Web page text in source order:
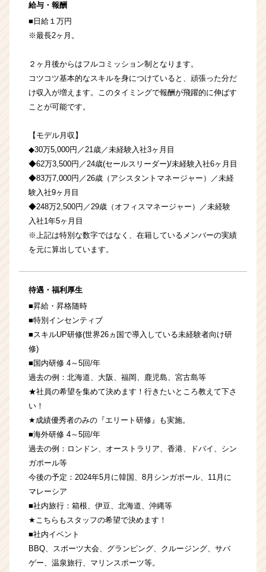
給与・報酬
■日給１万円
※最長2ヶ月。
２ヶ月後からはフルコミッション制となります。
コツコツ基本的なスキルを身につけていると、頑張った分だ
け収入が増えます。このタイミングで報酬が飛躍的に伸ばす
ことが可能です。
【モデル月収】
◆30万5,000円／21歳／未経験入社3ヶ月目
◆62万3,500円／24歳(セールスリーダー)/未経験入社6ヶ月目
◆83万7,000円／26歳（アシスタントマネージャー）／未経
験入社9ヶ月目
◆248万2,500円／29歳（オフィスマネージャー）／未経験
入社1年5ヶ月目
※上記は特別な数字ではなく、在籍しているメンバーの実績
を元に算出しています。
待遇・福利厚生
■昇給・昇格随時
■特別インセンティブ
■スキルUP研修(世界26ヵ国で導入している未経験者向け研
修)
■国内研修 4～5回/年
過去の例：北海道、大阪、福岡、鹿児島、宮古島等
★社員の希望を集めて決めます！行きたいところ教えて下さ
い！
★成績優秀者のみの『エリート研修』も実施。
■海外研修 4～5回/年
過去の例：ロンドン、オーストラリア、香港、ドバイ、シン
ガポール等
今後の予定：2024年5月に韓国、8月シンガポール、11月に
マレーシア
■社内旅行：箱根、伊豆、北海道、沖縄等
★こちらもスタッフの希望で決めます！
■社内イベント
BBQ、スポーツ大会、グランピング、クルージング、サバ
ゲー、温泉旅行、マリンスポーツ等。